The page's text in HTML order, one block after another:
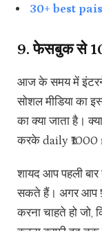
30+ best
9. फेसबुक से
आज के समय में
सोशल मीडिया का
का क्या जाता है।
करके daily ₹1000
शायद आप पहली
सकते हैं। अगर आप
करना चाहते हो जो,